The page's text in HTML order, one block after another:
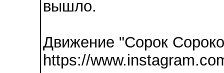
вышло.
Движение "Сорок
https://